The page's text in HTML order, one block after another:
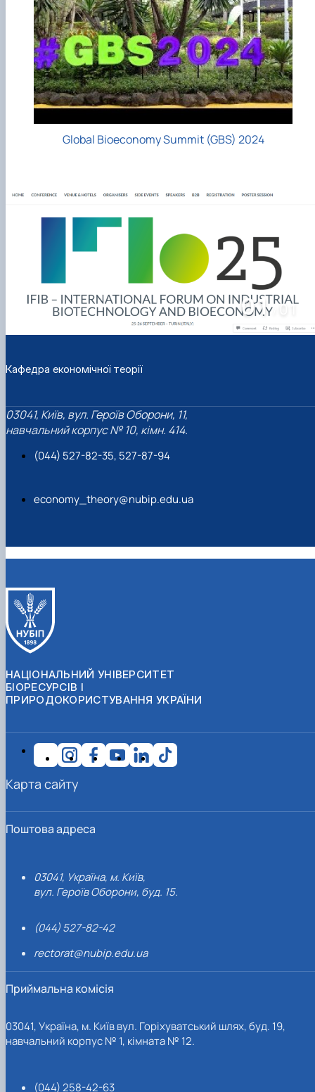
Global Bioeconomy Summit (GBS) 2024
01/ 01
Кафедра економічної теорії
03041, Київ, вул. Героїв Оборони, 11,
навчальний корпус № 10, кімн. 414.
(044) 527-82-35, 527-87-94
economy_theory@nubip.edu.ua
НАЦІОНАЛЬНИЙ УНІВЕРСИТЕТ
БІОРЕСУРСІВ І
ПРИРОДОКОРИСТУВАННЯ УКРАЇНИ
Поштова адреса
03041, Україна, м. Київ,
вул. Героїв Оборони, буд. 15.
(044) 527-82-42
rectorat@nubip.edu.ua
Приймальна комісія
03041, Україна, м. Київ вул. Горіхуватський шлях, буд. 19,
навчальний корпус № 1, кімната № 12.
(044) 258-42-63
Карта сайту